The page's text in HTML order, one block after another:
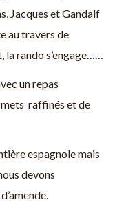
Jacques et Gandalf
au travers de
rando s’engage……
un repas
raffinés et de
espagnole mais
devons